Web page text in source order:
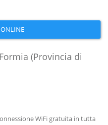
(Provincia di
WiFi gratuita in tutta